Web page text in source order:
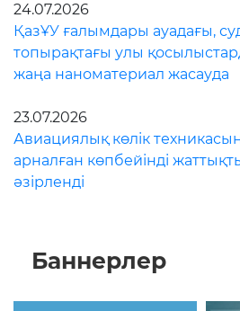
24.07.2026
ҚазҰУ ғалымдары ауадағы,
топырақтағы улы
жаңа наноматериал жасауда
23.07.2026
Авиациялық көлік
арналған көпбейінді
әзірленді
Баннерлер